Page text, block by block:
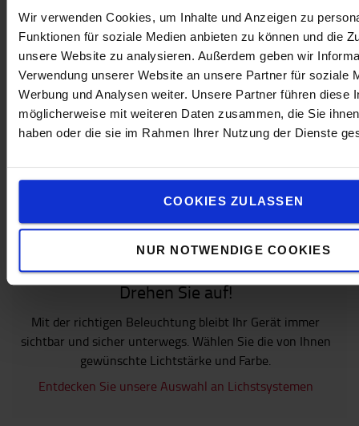
Wir verwenden Cookies, um Inhalte und Anzeigen zu
Funktionen für soziale Medien anbieten zu können und die
unsere Website zu analysieren. Außerdem geben wir
Verwendung unserer Website an unsere Partner für soziale
Werbung und Analysen weiter. Unsere Partner führen diese
möglicherweise mit weiteren Daten zusammen, die Sie
haben oder die sie im Rahmen Ihrer Nutzung der Dienste
COOKIES ZULASSEN
NUR NOTWENDIGE COOKIES
CHF 41
ONLINE
BESTELLEN
eingeschränkter
Sicht
CHF 189
ONLINE
BESTELLEN
Drehen Sie auf!
Mit der richtigen Beleuchtung bleibt Ihr Gerät immer
sichtbar und sicher unterwegs. Wählen Sie die von Ihnen
gewünschte Lichtstärke und Farbe.
Entdecken Sie unsere Auswahl an Lichstsystemen